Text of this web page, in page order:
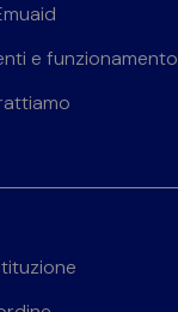
e funzionamento